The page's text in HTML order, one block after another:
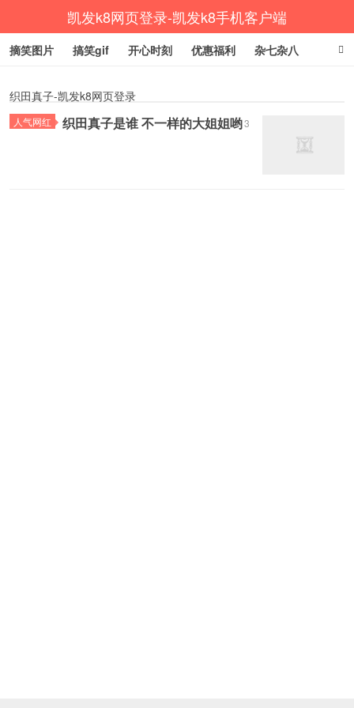
凯发k8网页登录-凯发k8手机客户端
摘笑图片 搞笑gif 开心时刻 优惠福利 杂七杂八
织田真子-凯发k8网页登录
人气网红 织田真子是谁 不一样的大姐姐哟3